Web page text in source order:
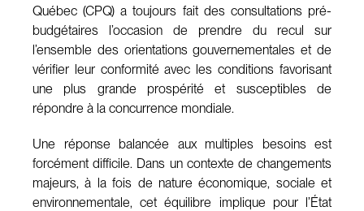
Québec (CPQ) a toujours fait des consultations pré-
budgétaires l’occasion de prendre du recul sur
l’ensemble des orientations gouvernementales et de
vérifier leur conformité avec les conditions favorisant
une plus grande prospérité et susceptibles de
répondre à la concurrence mondiale.
Une réponse balancée aux multiples besoins est
forcément difficile. Dans un contexte de changements
majeurs, à la fois de nature économique, sociale et
environnementale, cet équilibre implique pour l’État